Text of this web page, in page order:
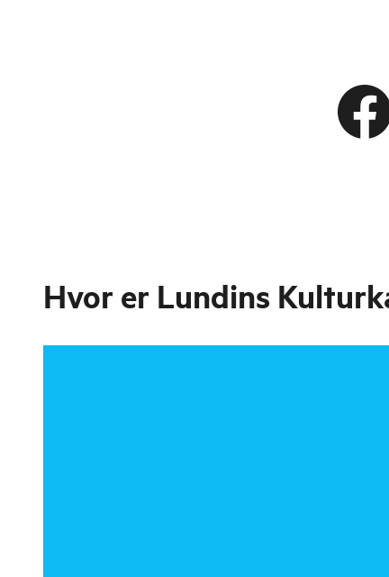
Hvor er Lundins